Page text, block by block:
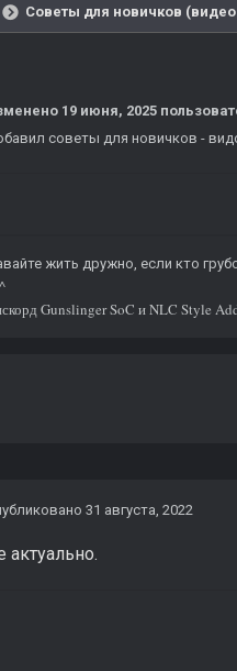
Советы для новичков
19 июня, 2025
советы для новичков -
жить дружно, если кто
Gunslinger SoC и NLC Style
31 августа, 2022
актуально.